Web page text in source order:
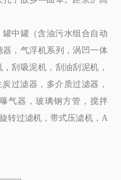
中罐（含油污水组合自动
，气浮机系列，涡凹一体
刮吸泥机，刮油刮泥机，
过滤器，多介质过滤器，
气器，玻璃钢方管，搅拌
转过滤机，带式压滤机，A